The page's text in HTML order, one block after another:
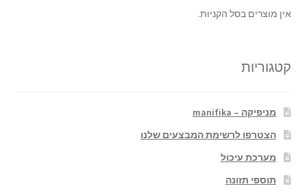
אין מוצרים בסל הקניות.
קטגוריות
מניפיקה – manifika
הצטרפו לרשימת המבצעים שלנו
מערכת עיכול
תוספי תזונה